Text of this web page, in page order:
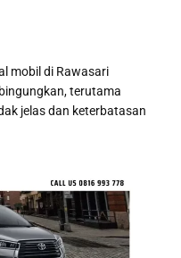
mobil di Rawasari
terutama
jelas dan keterbatasan